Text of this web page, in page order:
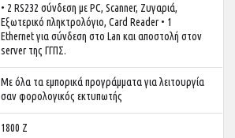
• 2 RS232 σύνδεση με PC, Scanner, Ζυγαριά,
Εξωτερικό πληκτρολόγιο, Card Reader • 1
Ethernet για σύνδεση στο Lan και αποστολή στον
server της ΓΓΠΣ.
Με όλα τα εμπορικά προγράμματα για λειτουργία
σαν φορολογικός εκτυπωτής
1800 Z